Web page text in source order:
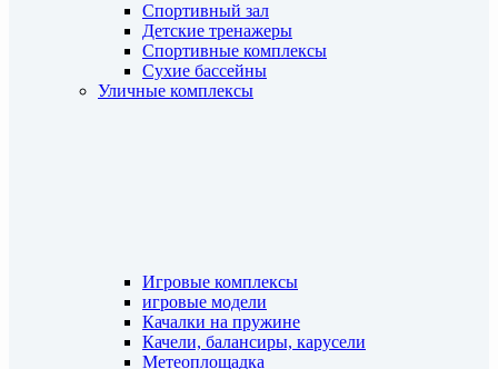
Спортивный зал
Детские тренажеры
Спортивные комплексы
Сухие бассейны
Уличные комплексы
Игровые комплексы
игровые модели
Качалки на пружине
Качели, балансиры, карусели
Метеоплощадка